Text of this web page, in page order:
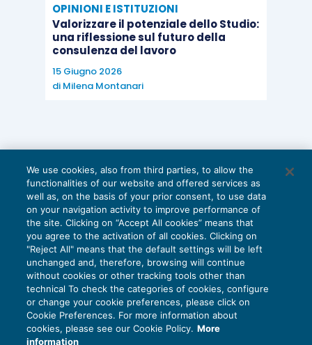
OPINIONI E ISTITUZIONI
Valorizzare il potenziale dello Studio:
una riflessione sul futuro della
consulenza del lavoro
15 Giugno 2026
di Milena Montanari
Privacy Policy
Cookie Policy
We use cookies, also from third parties, to allow the
functionalities of our website and offered services as
well as, on the basis of your prior consent, to use data
on your navigation activity to improve performance of
the site. Clicking on “Accept All cookies” means that
you agree to the activation of all cookies. Clicking on
"Reject All" means that the default settings will be left
unchanged and, therefore, browsing will continue
without cookies or other tracking tools other than
technical To check the categories of cookies, configure
or change your cookie preferences, please click on
Cookie Preferences. For more information about
cookies, please see our Cookie Policy. More
information